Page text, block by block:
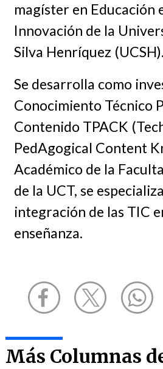
magíster en Educación
Innovación de la
Silva Henríquez (UCSH).
Se desarrolla como
Conocimiento Técnico
Contenido TPACK
PedAgogical Content
Académico de la
de la UCT, se
integración de las TIC
enseñanza.
Más Columnas